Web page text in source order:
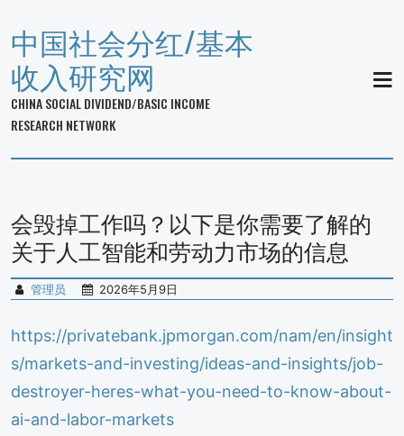
中国社会分红/基本
收入研究网
CHINA SOCIAL DIVIDEND/BASIC INCOME
RESEARCH NETWORK
会毁掉工作吗？以下是你需要了解的
关于人工智能和劳动力市场的信息
管理员 2026年5月9日
https://privatebank.jpmorgan.com/nam/en/insight
s/markets-and-investing/ideas-and-insights/job-
destroyer-heres-what-you-need-to-know-about-
ai-and-labor-markets